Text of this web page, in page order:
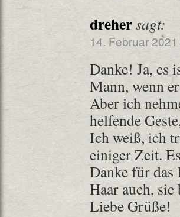
drehersagt:
14. Februar
Danke! Ja, es
Mann, wenn
Aber ich
helfende
Ich weiß, ich
einiger Zeit.
Danke für
Haar auch,
Liebe Grüße!